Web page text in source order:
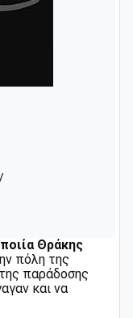
Θράκης
πόλη της
παράδοσης
και να